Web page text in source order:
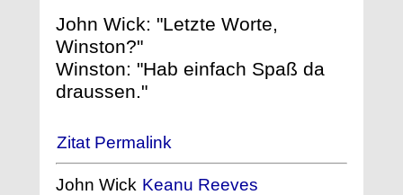
John Wick: "Letzte Worte,
Winston?"
Winston: "Hab einfach Spaß da
draussen."
Zitat Permalink
John Wick Keanu Reeves